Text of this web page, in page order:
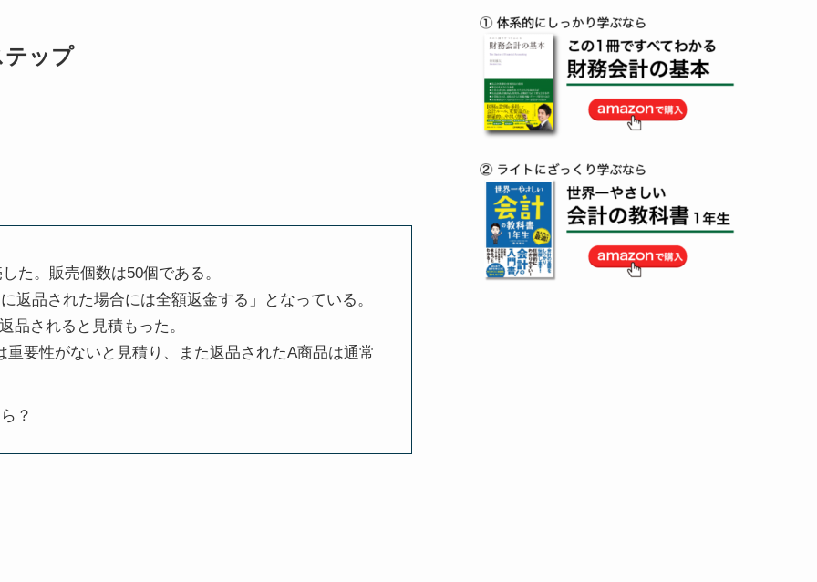
テップ
た。販売個数は50個である。
返品された場合には全額返金する」となっている。
品されると見積もった。
要性がないと見積り、また返品されたA商品は通常
？